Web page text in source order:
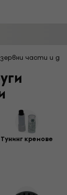
части и
Тунинг кремове